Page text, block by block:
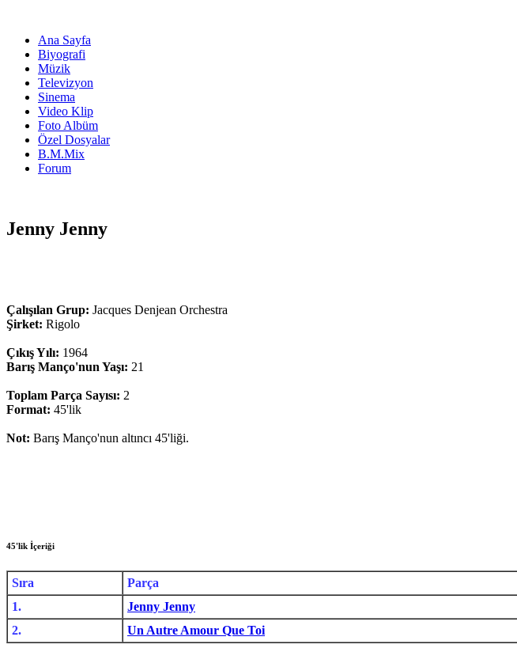
Ana Sayfa
Biyografi
Müzik
Televizyon
Sinema
Video Klip
Foto Albüm
Özel Dosyalar
B.M.Mix
Forum
Jenny Jenny
Çalışılan Grup: Jacques Denjean Orchestra
Şirket: Rigolo
Çıkış Yılı: 1964
Barış Manço'nun Yaşı: 21
Toplam Parça Sayısı: 2
Format: 45'lik
Not: Barış Manço'nun altıncı 45'liği.
45'lik İçeriği
Sıra Parça
1.
Jenny Jenny
2.
Un Autre Amour Que Toi